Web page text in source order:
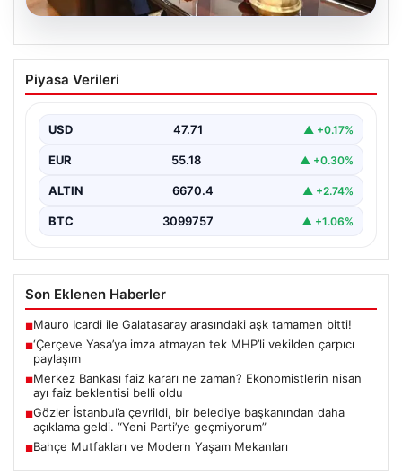
06.08.2026
‘Çerçeve Yasa’ya imza atmayan tek
MHP’li vekilden çarpıcı paylaşım
Piyasa Verileri
USD 47.71 ▲ +0.17%
EUR 55.18 ▲ +0.30%
ALTIN 6670.4 ▲ +2.74%
BTC 3099757 ▲ +1.06%
Son Eklenen Haberler
■Mauro Icardi ile Galatasaray arasındaki aşk tamamen bitti!
■‘Çerçeve Yasa’ya imza atmayan tek MHP’li vekilden çarpıcı
paylaşım
■Merkez Bankası faiz kararı ne zaman? Ekonomistlerin nisan
ayı faiz beklentisi belli oldu
■Gözler İstanbul’a çevrildi, bir belediye başkanından daha
açıklama geldi. “Yeni Parti’ye geçmiyorum”
■Bahçe Mutfakları ve Modern Yaşam Mekanları